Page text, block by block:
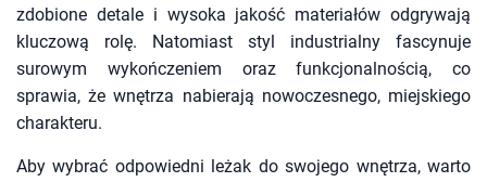
zdobione detale i wysoka jakość materiałów odgrywają
kluczową rolę. Natomiast styl industrialny fascynuje
surowym wykończeniem oraz funkcjonalnością, co
sprawia, że wnętrza nabierają nowoczesnego, miejskiego
charakteru.
Aby wybrać odpowiedni leżak do swojego wnętrza, warto